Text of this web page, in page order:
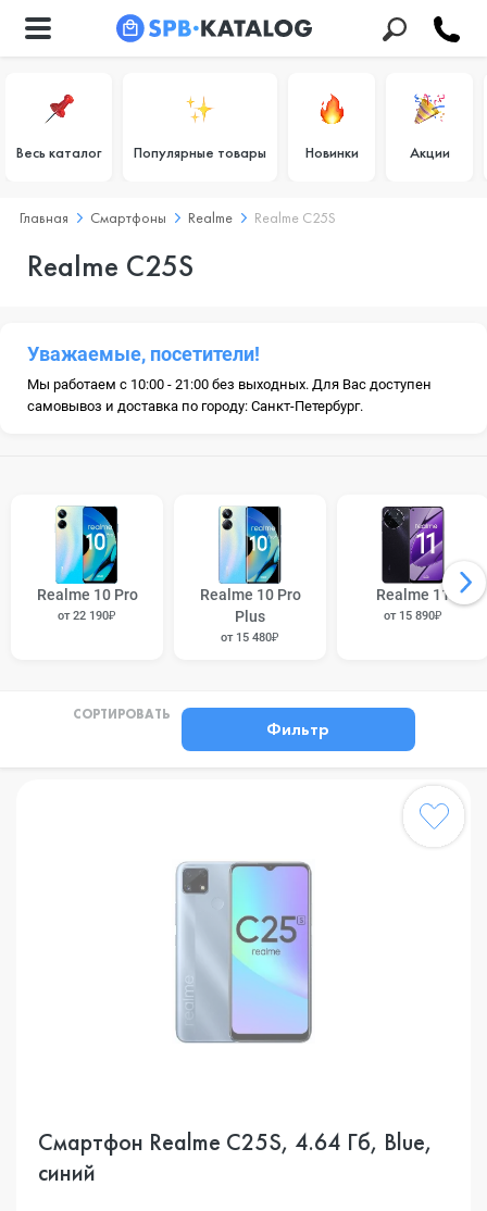
Весь каталог Популярные товары Новинки Акции
Главная Смартфоны Realme Realme C25S
Realme C25S
Уважаемые, посетители!
Мы работаем с 10:00 - 21:00 без выходных. Для Вас доступен
самовывоз и доставка по городу: Санкт-Петербург.
Realme 10 Pro
от 22 190₽
Realme 10 Pro
Plus
от 15 480₽
Realme 11
от 15 890₽
СОРТИРОВАТЬ
Фильтр
Смартфон Realme C25S, 4.64 Гб, Blue,
синий